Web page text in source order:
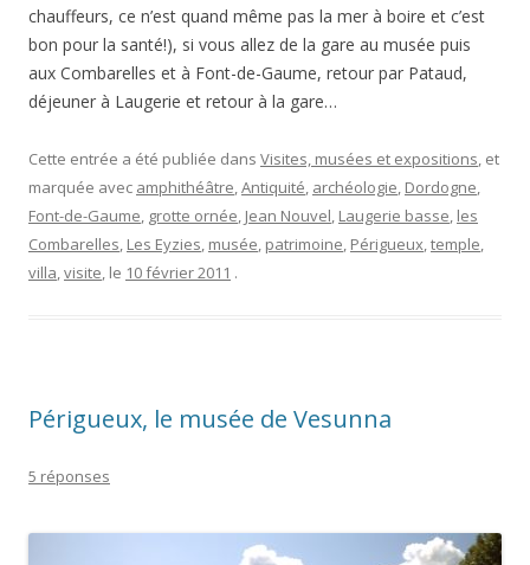
chauffeurs, ce n’est quand même pas la mer à boire et c’est
bon pour la santé!), si vous allez de la gare au musée puis
aux Combarelles et à Font-de-Gaume, retour par Pataud,
déjeuner à Laugerie et retour à la gare…
Cette entrée a été publiée dans Visites, musées et expositions, et
marquée avec amphithéâtre,Antiquité, archéologie, Dordogne,
Font-de-Gaume, grotte ornée, Jean Nouvel, Laugerie basse, les
Combarelles, Les Eyzies, musée, patrimoine, Périgueux,temple,
villa,visite, le 10 février 2011 .
Périgueux, le musée de Vesunna
5 réponses